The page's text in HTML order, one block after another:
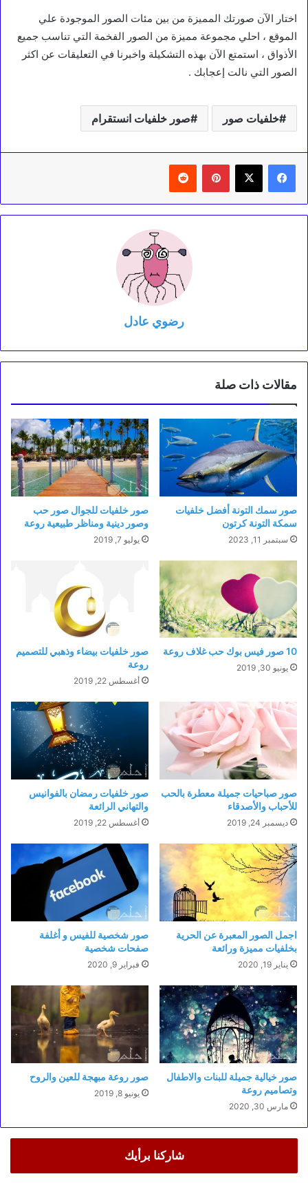
اختار الآن صورتك المميزة من بين مئات الصور الموجودة علي
الموقع ، احلي مجموعة مميزة من الصور الفخمة التي تناسب جميع
الأذواق ، استمتع الآن بهذه التشكيلة واخبرنا في التعليقات عن اكثر
الصور التي نالت إعجابك .
خلفيات صور صور خلفيات انستقرام
بينتيريست
رضوي عادل
مقالات ذات صلة
صور سمك التونة أفضل خلفيات
سمكة التونة كرتون
سبتمبر 11, 2023
صور خلفيات للجوال صور حب
وصور دينية ومناظر طبيعية روعة
يوليو 7, 2019
10 صور فيس بوك حب غلاف روعة
يونيو 30, 2019
صور خلفيات بيضاء وذهبي للتصميم
روعة
أغسطس 22, 2019
صور صباحيات جميلة معطرة بالحب
للأحباب والأصدقاء
ديسمبر 24, 2019
صور خلفيات رمضان بالفوانيس
والتهاني الرائعة
أغسطس 22, 2019
اجمل الصور المعبرة عن الحرية
بخلفيات مميزة ورائعة
يناير 19, 2020
صور شخصية للفيس و أغلفة
صفحات شخصية
فبراير 9, 2020
صور خيالية جميلة للبنات والاطفال
وتصاميم روعة
مارس 30, 2020
صور روعة مبهجة للعين والروح
يونيو 8, 2019
شاركنا برأيك